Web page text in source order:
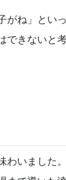
がね」とい
きないと考
わいました。